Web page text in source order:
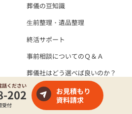
話ください
202
受付
お見積もり
資料請求
葬儀の豆知識
⽣前整理・遺品整理
終活サポート
事前相談についてのＱ＆Ａ
葬儀社はどう選べば良いのか？